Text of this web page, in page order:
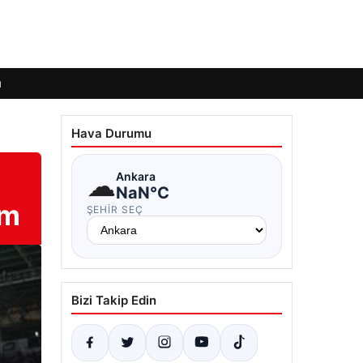
Hava Durumu
☁Ankara
NaN°C
ŞEHIR SEÇ
Bizi Takip Edin